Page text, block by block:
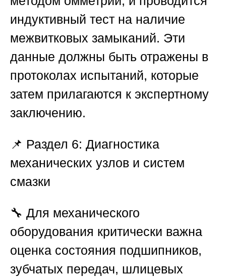
индуктивный тест на наличие
межвитковых замыканий. Эти
данные должны быть отражены в
протоколах испытаний, которые
затем прилагаются к экспертному
заключению.
📌 Раздел 6: Диагностика
механических узлов и систем
смазки
🔧 Для механического
оборудования критически важна
оценка состояния подшипников,
зубчатых передач, шлицевых